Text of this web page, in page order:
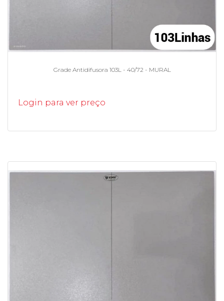
Grade Antidifusora 103L - 40/72 - MURAL
Login para ver preço